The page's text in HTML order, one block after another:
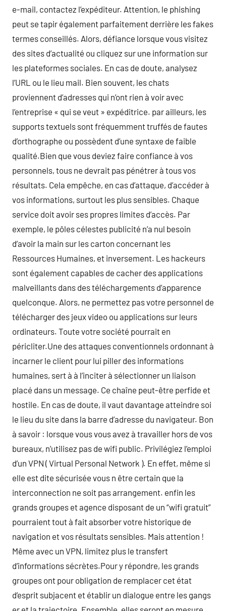
e-mail, contactez l’expéditeur. Attention, le phishing
peut se tapir également parfaitement derrière les fakes
termes conseillés. Alors, défiance lorsque vous visitez
des sites d’actualité ou cliquez sur une information sur
les plateformes sociales. En cas de doute, analysez
l’URL ou le lieu mail. Bien souvent, les chats
proviennent d’adresses qui n’ont rien à voir avec
l’entreprise « qui se veut » expéditrice. par ailleurs, les
supports textuels sont fréquemment truffés de fautes
d’orthographe ou possèdent d’une syntaxe de faible
qualité.Bien que vous deviez faire confiance à vos
personnels, tous ne devrait pas pénétrer à tous vos
résultats. Cela empêche, en cas d’attaque, d’accéder à
vos informations, surtout les plus sensibles. Chaque
service doit avoir ses propres limites d’accès. Par
exemple, le pôles célestes publicité n’a nul besoin
d’avoir la main sur les carton concernant les
Ressources Humaines, et inversement. Les hackeurs
sont également capables de cacher des applications
malveillants dans des téléchargements d’apparence
quelconque. Alors, ne permettez pas votre personnel de
télécharger des jeux video ou applications sur leurs
ordinateurs. Toute votre société pourrait en
péricliter.Une des attaques conventionnels ordonnant à
incarner le client pour lui piller des informations
humaines, sert à à l’inciter à sélectionner un liaison
placé dans un message. Ce chaîne peut-être perfide et
hostile. En cas de doute, il vaut davantage atteindre soi
le lieu du site dans la barre d’adresse du navigateur. Bon
à savoir : lorsque vous vous avez à travailler hors de vos
bureaux, n’utilisez pas de wifi public. Privilégiez l’emploi
d’un VPN ( Virtual Personal Network ). En effet, même si
elle est dite sécurisée vous n être certain que la
interconnection ne soit pas arrangement. enfin les
grands groupes et agence disposant de un “wifi gratuit”
pourraient tout à fait absorber votre historique de
navigation et vos résultats sensibles. Mais attention !
Même avec un VPN, limitez plus le transfert
d’informations sécrètes.Pour y répondre, les grands
groupes ont pour obligation de remplacer cet état
d’esprit subjacent et établir un dialogue entre les gangs